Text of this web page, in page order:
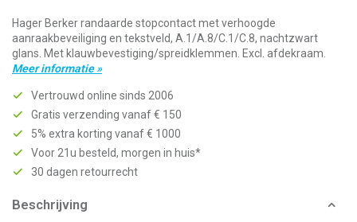
Hager Berker randaarde stopcontact met verhoogde
aanraakbeveiliging en tekstveld, A.1/A.8/C.1/C.8, nachtzwart
glans. Met klauwbevestiging/spreidklemmen. Excl. afdekraam.
Meer informatie »
Vertrouwd online sinds 2006
Gratis verzending vanaf € 150
5% extra korting vanaf € 1000
Voor 21u besteld, morgen in huis*
30 dagen retourrecht
Beschrijving